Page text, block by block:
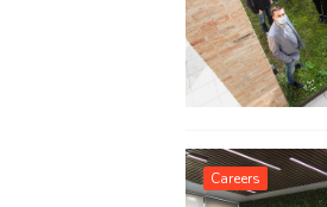
Careers